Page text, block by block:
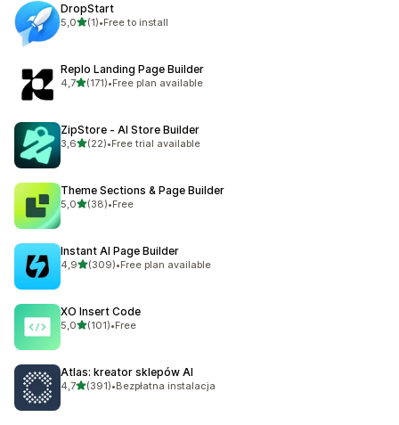
DropStart
5,0na 5 gwiazdek
(1)
Łączna liczba recenzji: 1
•Free to install
Replo Landing Page Builder
4,7na 5 gwiazdek
(171)
Łączna liczba recenzji: 171
•Free plan available
ZipStore ‑ AI Store Builder
3,6na 5 gwiazdek
(22)
Łączna liczba recenzji: 22
•Free trial available
Theme Sections & Page Builder
5,0na 5 gwiazdek
(38)
Łączna liczba recenzji: 38
•Free
Instant AI Page Builder
4,9na 5 gwiazdek
(309)
Łączna liczba recenzji: 309
•Free plan available
XO Insert Code
5,0na 5 gwiazdek
(101)
Łączna liczba recenzji: 101
•Free
Atlas: kreator sklepów AI
4,7na 5 gwiazdek
(391)
Łączna liczba recenzji: 391
•Bezpłatna instalacja